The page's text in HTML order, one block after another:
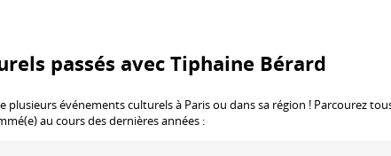
passés avec Tiphaine Bérard
événements culturels à Paris ou dans sa région ! Parcourez
au cours des dernières années :